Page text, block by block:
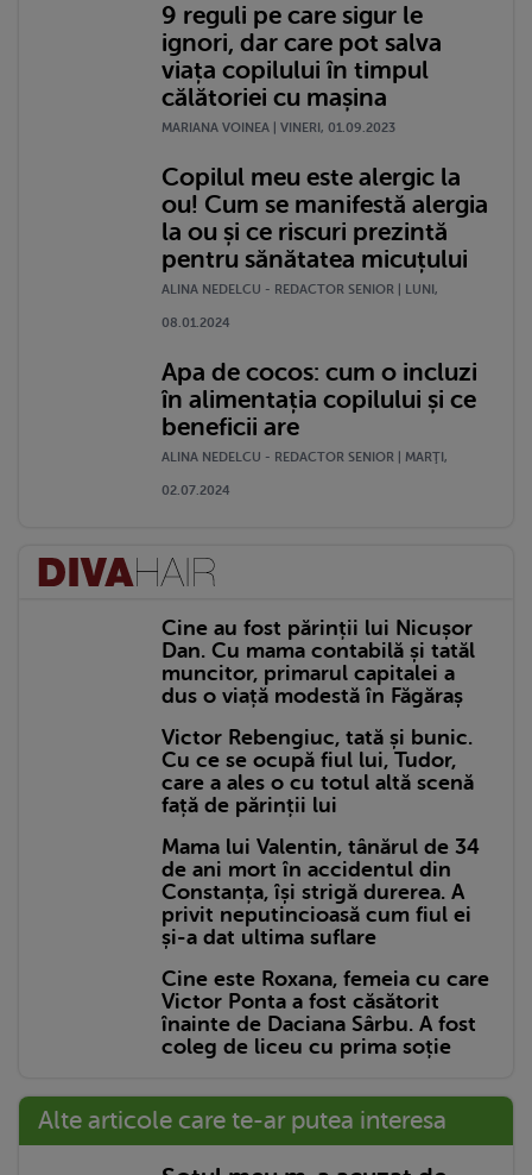
9 reguli pe care sigur le
ignori, dar care pot salva
viața copilului în timpul
călătoriei cu mașina
MARIANA VOINEA | VINERI, 01.09.2023
Copilul meu este alergic la
ou! Cum se manifestă alergia
la ou și ce riscuri prezintă
pentru sănătatea micuțului
ALINA NEDELCU - REDACTOR SENIOR | LUNI,
08.01.2024
Apa de cocos: cum o incluzi
în alimentația copilului și ce
beneficii are
ALINA NEDELCU - REDACTOR SENIOR | MARŢI,
02.07.2024
Cine au fost părinții lui Nicușor
Dan. Cu mama contabilă și tatăl
muncitor, primarul capitalei a
dus o viață modestă în Făgăraș
Victor Rebengiuc, tată și bunic.
Cu ce se ocupă fiul lui, Tudor,
care a ales o cu totul altă scenă
față de părinții lui
Mama lui Valentin, tânărul de 34
de ani mort în accidentul din
Constanța, își strigă durerea. A
privit neputincioasă cum fiul ei
și-a dat ultima suflare
Cine este Roxana, femeia cu care
Victor Ponta a fost căsătorit
înainte de Daciana Sârbu. A fost
coleg de liceu cu prima soție
Alte articole care te-ar putea interesa